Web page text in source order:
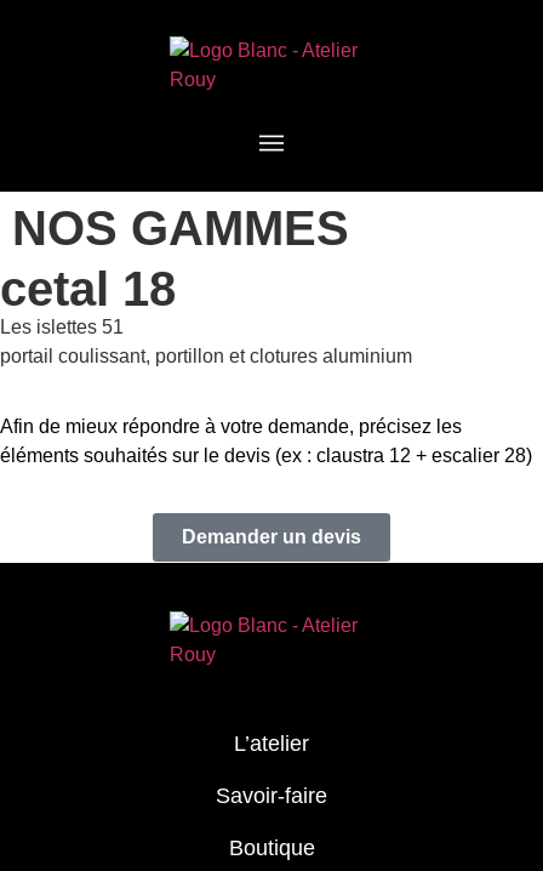
NOS GAMMES
cetal 18
Les islettes 51
portail coulissant, portillon et clotures aluminium
Afin de mieux répondre à votre demande, précisez les
éléments souhaités sur le devis (ex : claustra 12 + escalier 28)
Demander un devis
L’atelier
Savoir-faire
Boutique